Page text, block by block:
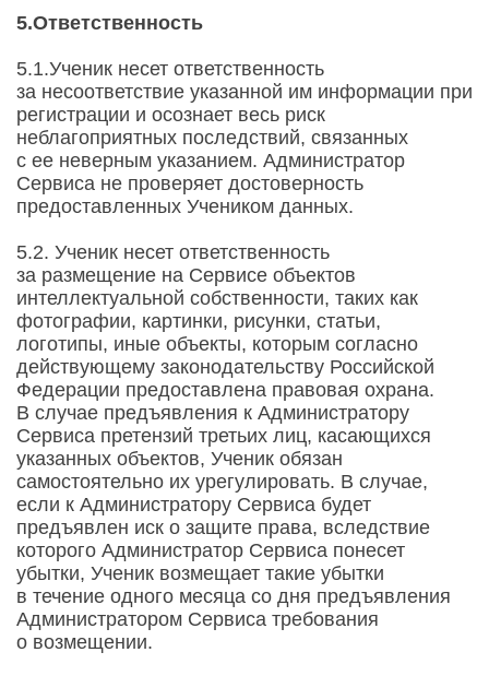
5.Ответственность
5.1.Ученик несет ответственность
за несоответствие указанной им информации при
регистрации и осознает весь риск
неблагоприятных последствий, связанных
с ее неверным указанием. Администратор
Сервиса не проверяет достоверность
предоставленных Учеником данных.
5.2. Ученик несет ответственность
за размещение на Сервисе объектов
интеллектуальной собственности, таких как
фотографии, картинки, рисунки, статьи,
логотипы, иные объекты, которым согласно
действующему законодательству Российской
Федерации предоставлена правовая охрана.
В случае предъявления к Администратору
Сервиса претензий третьих лиц, касающихся
указанных объектов, Ученик обязан
самостоятельно их урегулировать. В случае,
если к Администратору Сервиса будет
предъявлен иск о защите права, вследствие
которого Администратор Сервиса понесет
убытки, Ученик возмещает такие убытки
в течение одного месяца со дня предъявления
Администратором Сервиса требования
о возмещении.